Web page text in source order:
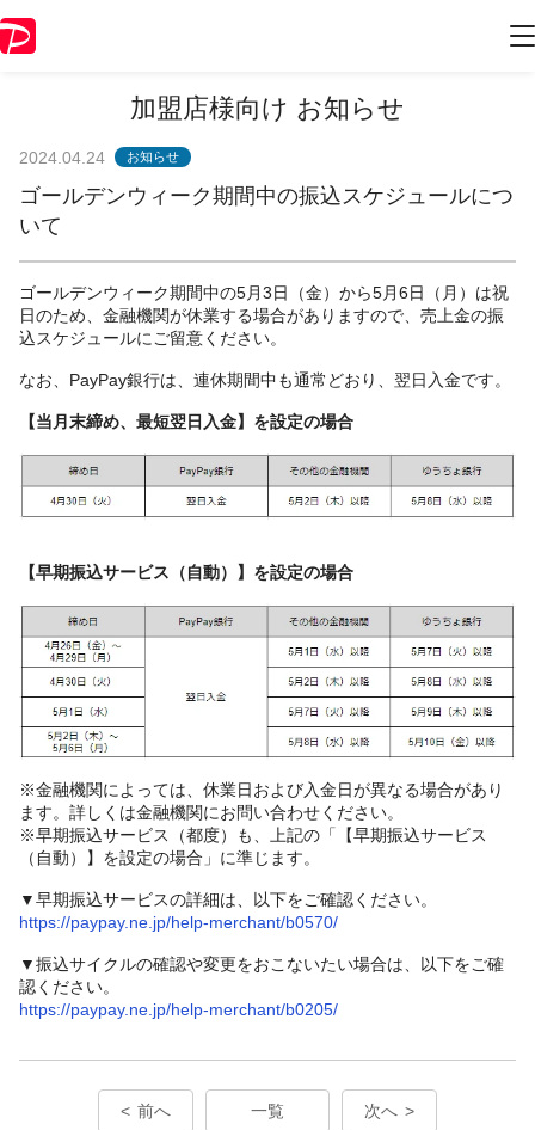
加盟店様向け お知らせ
2024.04.24 お知らせ
ゴールデンウィーク期間中の振込スケジュールにつ
いて
ゴールデンウィーク期間中の5月3日（金）から5月6日（月）は祝
日のため、金融機関が休業する場合がありますので、売上金の振
込スケジュールにご留意ください。
なお、PayPay銀行は、連休期間中も通常どおり、翌日入金です。
【当月末締め、最短翌日入金】を設定の場合
【早期振込サービス（自動）】を設定の場合
※金融機関によっては、休業日および入金日が異なる場合があり
ます。詳しくは金融機関にお問い合わせください。
※早期振込サービス（都度）も、上記の「【早期振込サービス
（自動）】を設定の場合」に準じます。
▼早期振込サービスの詳細は、以下をご確認ください。
https://paypay.ne.jp/help-merchant/b0570/
▼振込サイクルの確認や変更をおこないたい場合は、以下をご確
認ください。
https://paypay.ne.jp/help-merchant/b0205/
前へ 一覧 次へ